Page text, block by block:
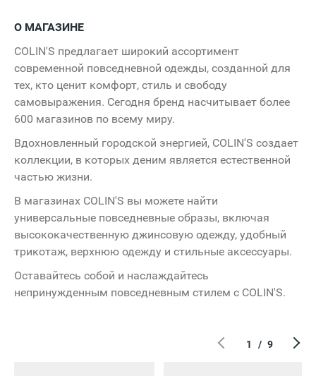
Candy
О МАГАЗИНЕ
COLIN'S предлагает широкий ассортимент
современной повседневной одежды, созданной для
тех, кто ценит комфорт, стиль и свободу
самовыражения. Сегодня бренд насчитывает более
600 магазинов по всему миру.
Вдохновленный городской энергией, COLIN'S создает
коллекции, в которых деним является естественной
частью жизни.
В магазинах COLIN'S вы можете найти
универсальные повседневные образы, включая
высококачественную джинсовую одежду, удобный
трикотаж, верхнюю одежду и стильные аксессуары.
Оставайтесь собой и наслаждайтесь
непринужденным повседневным стилем с COLIN'S.
1 / 9